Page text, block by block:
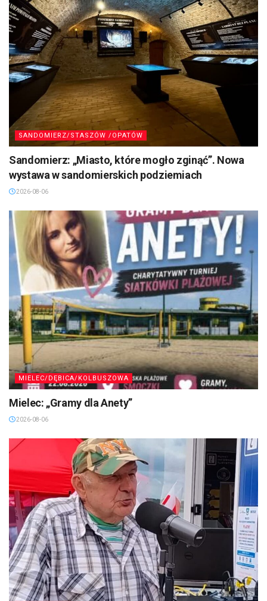
SANDOMIERZ/STASZÓW /OPATÓW
Sandomierz: „Miasto, które mogło zginąć”. Nowa
wystawa w sandomierskich podziemiach
2026-08-06
MIELEC/DĘBICA/KOLBUSZOWA
Mielec: „Gramy dla Anety”
2026-08-06